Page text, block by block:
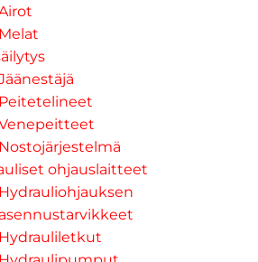
Melat
Peitetelineet
Nostojärjestelmä
ohjauslaitteet
Hydrauliohjauksen
asennustarvikkeet
Hydrauliletkut